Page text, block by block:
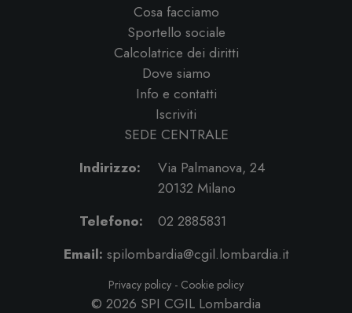
Cosa facciamo
Sportello sociale
Calcolatrice dei diritti
Dove siamo
Info e contatti
Iscriviti
SEDE CENTRALE
Indirizzo:
Via Palmanova, 24
20132 Milano
Telefono:
02 2885831
Email: spilombardia@cgil.lombardia.it
Privacy policy - Cookie policy
© 2026 SPI CGIL Lombardia